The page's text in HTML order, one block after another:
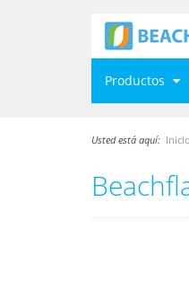
Productos
Usted está aquí: Inicio